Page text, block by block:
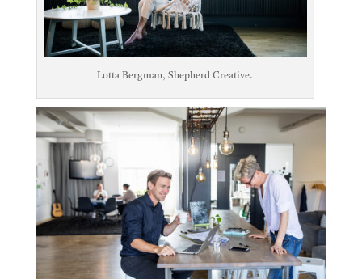
Lotta Bergman, Shepherd Creative.